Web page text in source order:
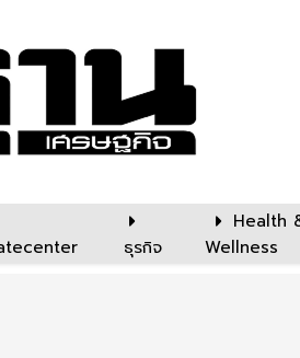
ธุรกิจ
Health
Wellness